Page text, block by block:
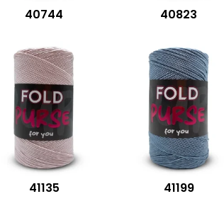
40744 40823
41135 41199